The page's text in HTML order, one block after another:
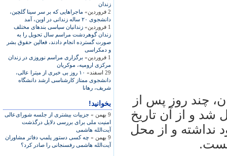
زندان
2 فروردین»
ماجراهايی که بر سر سينا گلچين،
دانشجوی ۲۰ ساله زندانی در اوين، آمد
1 فروردین»
زندانيان سياسی بندهای مختلف
زندان گوهردشت مراسم سال تحويل را به
صورت گسترده انجام دادند، فعالين حقوق بشر
و دمکراسی
1 فروردین»
برگزاری مراسم نوروزی در زندان
مرکزی اروميه، موکريان
29 اسفند»
۱۰ روز بی خبری از ميترا عالی،
دانشجوی ممتاز کارشناسی ارشد دانشگاه
شريف، رهانا
بخوانید!
9 بهمن »
جزییات بیشتری از جلسه شورای‌عالی
امنیت ملی برای بررسی دلایل درگذشت
آیت‌الله هاشمی
9 بهمن »
چه کسی دستور پلمپ دفاتر مشاوران
آیت‌الله هاشمی رفسنجانی را صادر کرد؟
چند روز پس از
شد و از آن تاریخ
نداشته و از محل